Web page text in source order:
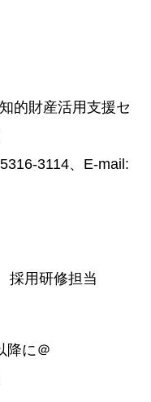
財産活用支援セ
3114、E-mail:
用研修担当
に＠